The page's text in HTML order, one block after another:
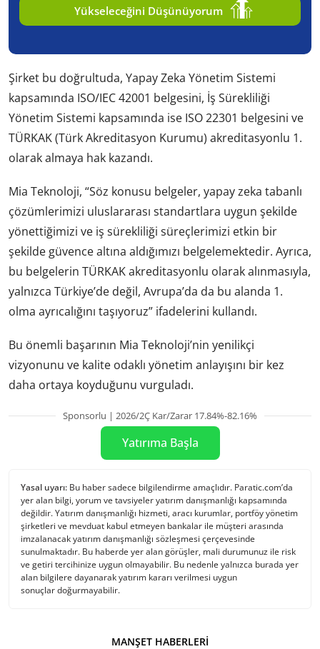
Yükseleceğini Düşünüyorum
Şirket bu doğrultuda, Yapay Zeka Yönetim Sistemi
kapsamında ISO/IEC 42001 belgesini, İş Sürekliliği
Yönetim Sistemi kapsamında ise ISO 22301 belgesini ve
TÜRKAK (Türk Akreditasyon Kurumu) akreditasyonlu 1.
olarak almaya hak kazandı.
Mia Teknoloji, “Söz konusu belgeler, yapay zeka tabanlı
çözümlerimizi uluslararası standartlara uygun şekilde
yönettiğimizi ve iş sürekliliği süreçlerimizi etkin bir
şekilde güvence altına aldığımızı belgelemektedir. Ayrıca,
bu belgelerin TÜRKAK akreditasyonlu olarak alınmasıyla,
yalnızca Türkiye’de değil, Avrupa’da da bu alanda 1.
olma ayrıcalığını taşıyoruz” ifadelerini kullandı.
Bu önemli başarının Mia Teknoloji’nin yenilikçi
vizyonunu ve kalite odaklı yönetim anlayışını bir kez
daha ortaya koyduğunu vurguladı.
Sponsorlu | 2026/2Ç Kar/Zarar 17.84%-82.16%
Yatırıma Başla
Yasal uyarı: Bu haber sadece bilgilendirme amaçlıdır. Paratic.com’da
yer alan bilgi, yorum ve tavsiyeler yatırım danışmanlığı kapsamında
değildir. Yatırım danışmanlığı hizmeti, aracı kurumlar, portföy yönetim
şirketleri ve mevduat kabul etmeyen bankalar ile müşteri arasında
imzalanacak yatırım danışmanlığı sözleşmesi çerçevesinde
sunulmaktadır. Bu haberde yer alan görüşler, mali durumunuz ile risk
ve getiri tercihinize uygun olmayabilir. Bu nedenle yalnızca burada yer
alan bilgilere dayanarak yatırım kararı verilmesi uygun
sonuçlar doğurmayabilir.
MANŞET HABERLERI